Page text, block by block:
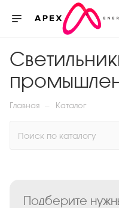
Главная — Каталог
Подберите